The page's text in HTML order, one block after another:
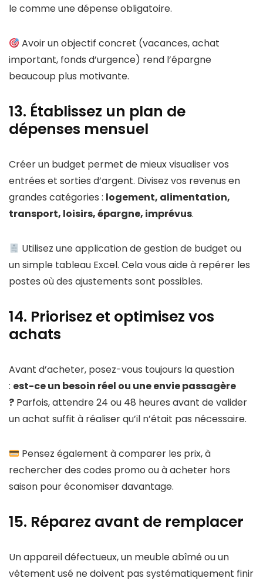
le comme une dépense obligatoire.
Avoir un objectif concret (vacances, achat
important, fonds d’urgence) rend l’épargne
beaucoup plus motivante.
13. Établissez un plan de
dépenses mensuel
Créer un budget permet de mieux visualiser vos
entrées et sorties d’argent. Divisez vos revenus en
grandes catégories : logement, alimentation,
transport, loisirs, épargne, imprévus.
Utilisez une application de gestion de budget ou
un simple tableau Excel. Cela vous aide à repérer les
postes où des ajustements sont possibles.
14. Priorisez et optimisez vos
achats
Avant d’acheter, posez-vous toujours la question
: est-ce un besoin réel ou une envie passagère
? Parfois, attendre 24 ou 48 heures avant de valider
un achat suffit à réaliser qu’il n’était pas nécessaire.
Pensez également à comparer les prix, à
rechercher des codes promo ou à acheter hors
saison pour économiser davantage.
15. Réparez avant de remplacer
Un appareil défectueux, un meuble abîmé ou un
vêtement usé ne doivent pas systématiquement finir